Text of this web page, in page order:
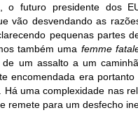
o futuro presidente dos
vão desvendando as
pequenas partes
também uma femme
de um assalto a um
encomendada era
Há uma complexidade nas
remete para um desfecho